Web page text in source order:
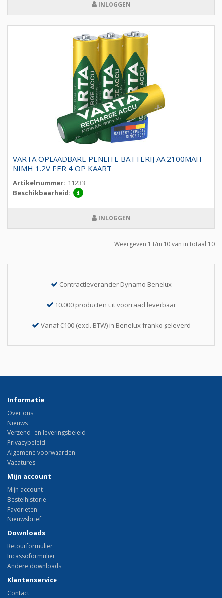
INLOGGEN
VARTA OPLAADBARE PENLITE BATTERIJ AA 2100MAH
NIMH 1.2V PER 4 OP KAART
Artikelnummer: 11233
Beschikbaarheid:
INLOGGEN
Weergeven 1 t/m 10 van in totaal 10
Contractleverancier Dynamo Benelux
10.000 producten uit voorraad leverbaar
Vanaf €100 (excl. BTW) in Benelux franko geleverd
Informatie
Over ons
Nieuws
Verzend- en leveringsbeleid
Privacybeleid
Algemene voorwaarden
Vacatures
Mijn account
Mijn account
Bestelhistorie
Favorieten
Nieuwsbrief
Downloads
Retourformulier
Incassoformulier
Andere downloads
Klantenservice
Contact